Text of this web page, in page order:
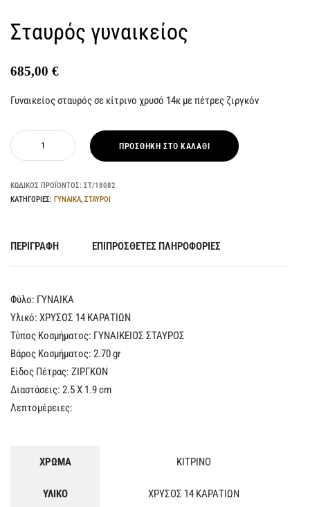
Σταυρός γυναικείος
685,00 €
Γυναικείος σταυρός σε κίτρινο χρυσό 14κ με πέτρες ζιργκόν
ΠΡΟΣΘΉΚΗ ΣΤΟ ΚΑΛΆΘΙ
ΚΩΔΙΚΌΣ ΠΡΟΪΌΝΤΟΣ: ΣΤ/18082
ΚΑΤΗΓΟΡΊΕΣ: ΓΥΝΑΙΚΑ, ΣΤΑΥΡΟΙ
ΠΕΡΙΓΡΑΦΉ ΕΠΙΠΡΌΣΘΕΤΕΣ ΠΛΗΡΟΦΟΡΊΕΣ
Φύλο: ΓYNAIKA
Υλικό: ΧΡΥΣΟΣ 14 ΚΑΡΑΤΙΩΝ
Τύπος Κοσμήματος: ΓΥΝΑΙΚΕΙΟΣ ΣΤΑΥΡΟΣ
Βάρος Κοσμήματος: 2.70 gr
Είδος Πέτρας: ΖΙΡΓΚΟΝ
Διαστάσεις: 2.5 Χ 1.9 cm
Λεπτομέρειες:
ΧΡΩΜΑ ΚΙΤΡΙΝΟ
ΥΛΙΚΟ ΧΡΥΣΟΣ 14 ΚΑΡΑΤΙΩΝ